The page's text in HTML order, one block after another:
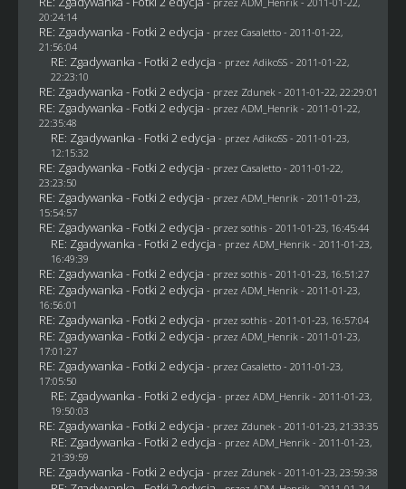
20:24:14
RE: Zgadywanka - Fotki 2 edycja - przez Casaletto- 2011-01-22,
21:56:04
RE: Zgadywanka - Fotki 2 edycja - przez AdikoSS - 2011-01-22,
22:23:10
RE: Zgadywanka - Fotki 2 edycja - przez Zdunek- 2011-01-22, 22:29:01
RE: Zgadywanka - Fotki 2 edycja - przez ADM_Henrik- 2011-01-22,
22:35:48
RE: Zgadywanka - Fotki 2 edycja - przez AdikoSS - 2011-01-23,
12:15:32
RE: Zgadywanka - Fotki 2 edycja - przez Casaletto- 2011-01-22,
23:23:50
RE: Zgadywanka - Fotki 2 edycja - przez ADM_Henrik- 2011-01-23,
15:54:57
RE: Zgadywanka - Fotki 2 edycja - przez sothis- 2011-01-23, 16:45:44
RE: Zgadywanka - Fotki 2 edycja - przez ADM_Henrik- 2011-01-23,
16:49:39
RE: Zgadywanka - Fotki 2 edycja - przez sothis- 2011-01-23, 16:51:27
RE: Zgadywanka - Fotki 2 edycja - przez ADM_Henrik- 2011-01-23,
16:56:01
RE: Zgadywanka - Fotki 2 edycja - przez sothis- 2011-01-23, 16:57:04
RE: Zgadywanka - Fotki 2 edycja - przez ADM_Henrik- 2011-01-23,
17:01:27
RE: Zgadywanka - Fotki 2 edycja - przez Casaletto- 2011-01-23,
17:05:50
RE: Zgadywanka - Fotki 2 edycja - przez ADM_Henrik- 2011-01-23,
19:50:03
RE: Zgadywanka - Fotki 2 edycja - przez Zdunek- 2011-01-23, 21:33:35
RE: Zgadywanka - Fotki 2 edycja - przez ADM_Henrik- 2011-01-23,
21:39:59
RE: Zgadywanka - Fotki 2 edycja - przez Zdunek- 2011-01-23, 23:59:38